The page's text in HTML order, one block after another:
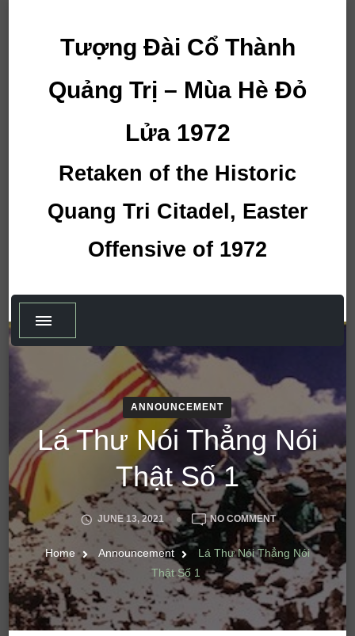
Tượng Đài Cổ Thành
Quảng Trị – Mùa Hè Đỏ
Lửa 1972
Retaken of the Historic
Quang Tri Citadel, Easter
Offensive of 1972
ANNOUNCEMENT
Lá Thư Nói Thẳng Nói
Thật Số 1
JUNE 13, 2021 NO COMMENTON
LÁ
THƯ
NÓI
THẲNG
NÓI
THẬT
Home Announcement
Lá Thư Nói Thẳng Nói
Thật Số 1